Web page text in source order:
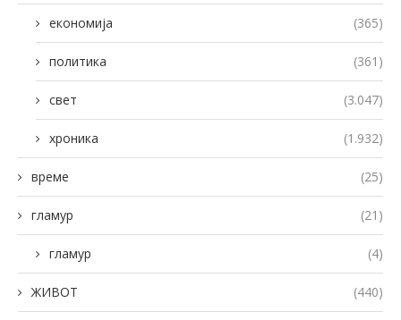
економија (365)
политика (361)
свет (3.047)
хроника (1.932)
време (25)
гламур (21)
гламур (4)
ЖИВОТ (440)